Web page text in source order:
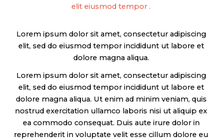
elit eiusmod tempor .
Lorem ipsum dolor sit amet, consectetur adipiscing
elit, sed do eiusmod tempor incididunt ut labore et
dolore magna aliqua.
Lorem ipsum dolor sit amet, consectetur adipiscing
elit, sed do eiusmod tempor incididunt ut labore et
dolore magna aliqua. Ut enim ad minim veniam, quis
nostrud exercitation ullamco laboris nisi ut aliquip ex
ea commodo consequat. Duis aute irure dolor in
reprehenderit in voluptate velit esse cillum dolore eu